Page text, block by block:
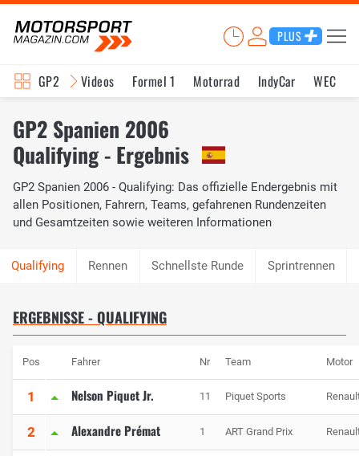
PLUS
GP2 Videos Formel 1 Motorrad IndyCar WEC
GP2 Spanien 2006
Qualifying - Ergebnis
GP2 Spanien 2006 - Qualifying: Das offizielle Endergebnis mit
allen Positionen, Fahrern, Teams, gefahrenen Rundenzeiten
und Gesamtzeiten sowie weiteren Informationen
Rennen Schnellste Runde Sprintrennen
ERGEBNISSE - QUALIFYING
Pos Fahrer Nr Team Motor
1 Nelson Piquet Jr. 11 Piquet Sports
2 Alexandre Prémat 1 ART Grand Prix